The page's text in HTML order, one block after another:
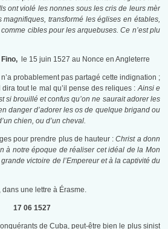
ont violé les nonnes sous les cris de leurs mèr
transformé les églises en étables,
cibles pour les arquebuses. Ce n’est plu
le 15 juin 1527 au Nonce en Angleterre
probablement pas partagé cette indignation ;
tout le mal qu’il pense des reliques :Ainsi e
si brouillé et confus qu’on ne saurait adorer les
danger d’adorer les os de quelque brigand ou
chien, ou d’un cheval.
pour prendre plus de hauteur :Christ a donn
à notre époque de réaliser cet idéal de la Mon
victoire de l’Empereur et à la captivité du
, dans une lettre à Érasme.
17 06 1527
de Cuba, peut-être bien le plus sinist